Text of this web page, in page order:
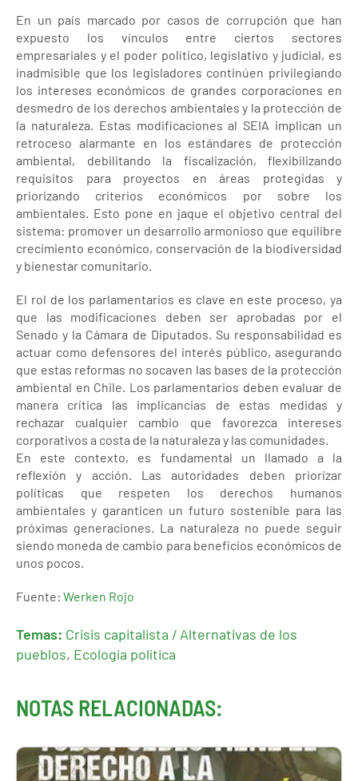
En un país marcado por casos de corrupción que han
expuesto los vínculos entre ciertos sectores
empresariales y el poder político, legislativo y judicial, es
inadmisible que los legisladores continúen privilegiando
los intereses económicos de grandes corporaciones en
desmedro de los derechos ambientales y la protección de
la naturaleza. Estas modificaciones al SEIA implican un
retroceso alarmante en los estándares de protección
ambiental, debilitando la fiscalización, flexibilizando
requisitos para proyectos en áreas protegidas y
priorizando criterios económicos por sobre los
ambientales. Esto pone en jaque el objetivo central del
sistema: promover un desarrollo armonioso que equilibre
crecimiento económico, conservación de la biodiversidad
y bienestar comunitario.
El rol de los parlamentarios es clave en este proceso, ya
que las modificaciones deben ser aprobadas por el
Senado y la Cámara de Diputados. Su responsabilidad es
actuar como defensores del interés público, asegurando
que estas reformas no socaven las bases de la protección
ambiental en Chile. Los parlamentarios deben evaluar de
manera crítica las implicancias de estas medidas y
rechazar cualquier cambio que favorezca intereses
corporativos a costa de la naturaleza y las comunidades.
En este contexto, es fundamental un llamado a la
reflexión y acción. Las autoridades deben priorizar
políticas que respeten los derechos humanos
ambientales y garanticen un futuro sostenible para las
próximas generaciones. La naturaleza no puede seguir
siendo moneda de cambio para beneficios económicos de
unos pocos.
Fuente: Werken Rojo
Temas: Crisis capitalista / Alternativas de los
pueblos, Ecología política
NOTAS RELACIONADAS: